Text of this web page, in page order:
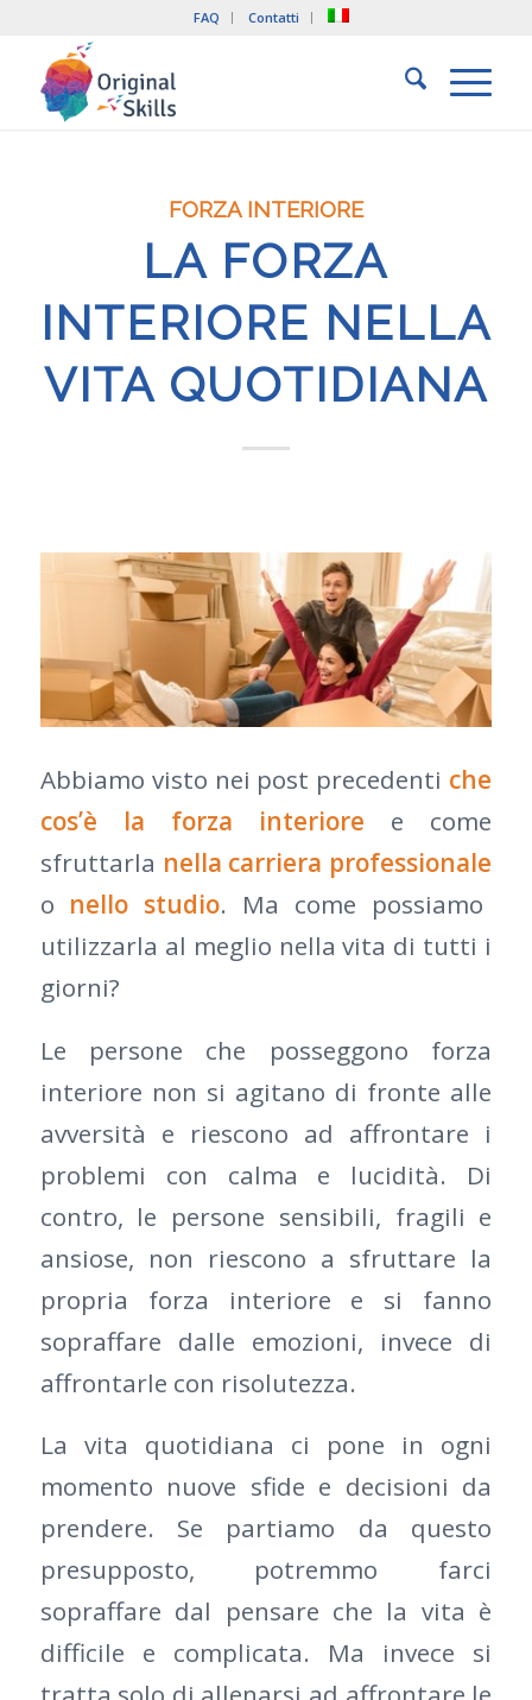
FAQ Contatti
FORZA INTERIORE
LA FORZA
INTERIORE NELLA
VITA QUOTIDIANA
Abbiamo visto nei post precedenti che
cos’è la forza interiore e come
sfruttarla nella carriera professionale
o nello studio. Ma come possiamo
utilizzarla al meglio nella vita di tutti i
giorni?
Le persone che posseggono forza
interiore non si agitano di fronte alle
avversità e riescono ad affrontare i
problemi con calma e lucidità. Di
contro, le persone sensibili, fragili e
ansiose, non riescono a sfruttare la
propria forza interiore e si fanno
sopraffare dalle emozioni, invece di
affrontarle con risolutezza.
La vita quotidiana ci pone in ogni
momento nuove sfide e decisioni da
prendere. Se partiamo da questo
presupposto, potremmo farci
sopraffare dal pensare che la vita è
difficile e complicata. Ma invece si